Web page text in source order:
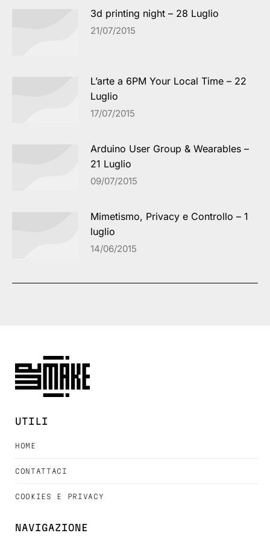
3d printing night – 28 Luglio
21/07/2015
L’arte a 6PM Your Local Time – 22
Luglio
17/07/2015
Arduino User Group & Wearables –
21 Luglio
09/07/2015
Mimetismo, Privacy e Controllo – 1
luglio
14/06/2015
UTILI
HOME
CONTATTACI
COOKIES E PRIVACY
NAVIGAZIONE